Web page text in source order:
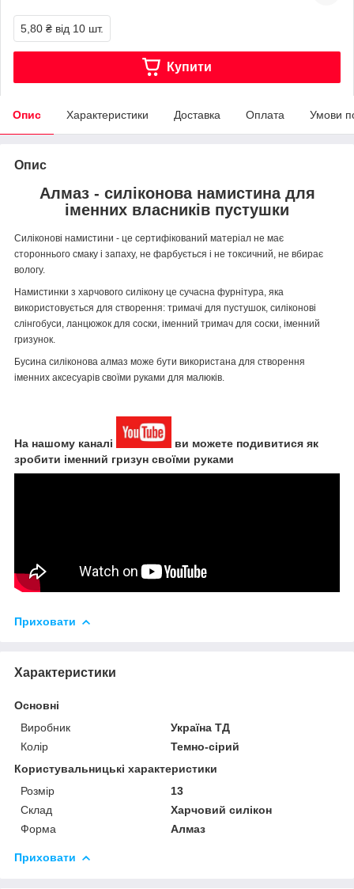
5,80 ₴ від 10 шт.
Купити
Опис Характеристики Доставка Оплата Умови
Опис
Алмаз - силіконова намистина для
іменних власників пустушки
Силіконові намистини - це сертифікований матеріал не має
стороннього смаку і запаху, не фарбується і не токсичний, не вбирає
вологу.
Намистинки з харчового силікону це сучасна фурнітура, яка
використовується для створення: тримачі для пустушок, силіконові
слінгобуси, ланцюжок для соски, іменний тримач для соски, іменний
гризунок.
Бусина силіконова алмаз може бути використана для створення
іменних аксесуарів своїми руками для малюків.
На нашому каналі
ви можете подивитися як
зробити іменний гризун своїми руками
Приховати
Характеристики
Основні
Виробник
Україна ТД
Колір
Темно-сірий
Користувальницькі характеристики
Розмір
13
Склад
Харчовий силікон
Форма
Алмаз
Приховати